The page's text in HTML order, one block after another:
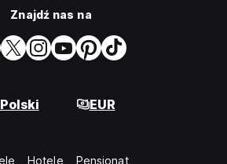
Znajdź nas na
Polski EUR
Hotele Pensjonat